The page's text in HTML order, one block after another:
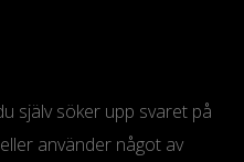
själv söker upp svaret på
använder något av